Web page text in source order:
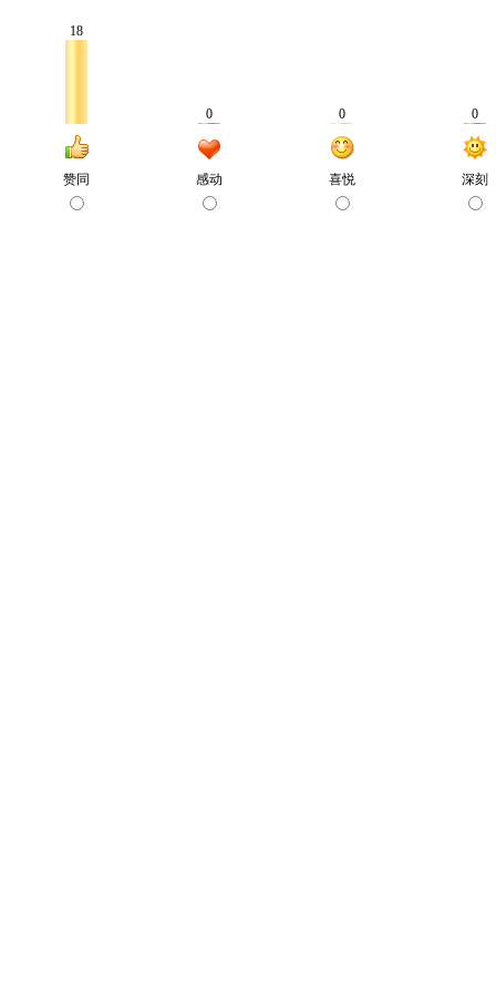
18
赞同
0
感动
0
喜悦
0
深刻